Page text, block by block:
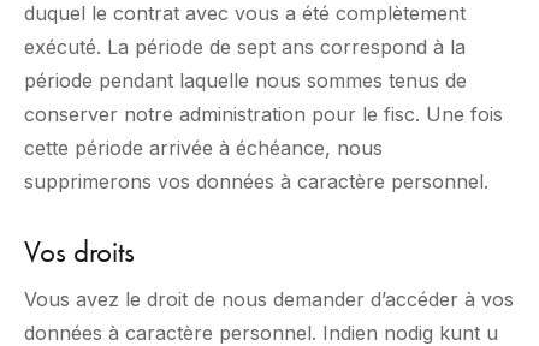
duquel le contrat avec vous a été complètement
exécuté. La période de sept ans correspond à la
période pendant laquelle nous sommes tenus de
conserver notre administration pour le fisc. Une fois
cette période arrivée à échéance, nous
supprimerons vos données à caractère personnel.
Vos droits
Vous avez le droit de nous demander d’accéder à vos
données à caractère personnel. Indien nodig kunt u